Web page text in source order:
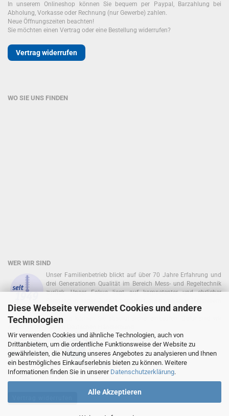
Diese Webseite verwendet Cookies und andere
Technologien
Wir verwenden Cookies und ähnliche Technologien, auch von
Drittanbietern, um die ordentliche Funktionsweise der Website zu
gewährleisten, die Nutzung unseres Angebotes zu analysieren und Ihnen
ein bestmögliches Einkaufserlebnis bieten zu können. Weitere
Informationen finden Sie in unserer Datenschutzerklärung.
Alle Akzeptieren
In unserem Onlineshop können Sie bequem per Paypal, Barzahlung bei
Abholung, Vorkasse oder Rechnung (nur Gewerbe) zahlen.
Neue Öffnungszeiten beachten!
Sie möchten einen Vertrag oder eine Bestellung widerrufen?
Vertrag widerrufen
WO SIE UNS FINDEN
WER WIR SIND
Unser Familienbetrieb blickt auf über 70 Jahre Erfahrung und
drei Generationen Qualität im Bereich Mess- und Regeltechnik
zurück. Unser Fokus liegt auf kompetenter und ehrlicher
zurück!
In unserem Onlineshop können Sie absolut sicher einkaufen. Dafür sind wir
seit 2010 Mitglied im Deutschen Händlerbund: